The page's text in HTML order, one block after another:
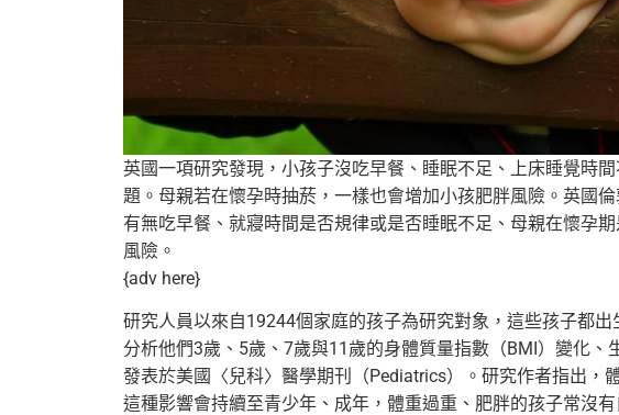
英國一項研究發現，小孩子沒吃早餐、睡眠不足、上床睡覺時
題。母親若在懷孕時抽菸，一樣也會增加小孩肥胖風險。英國
有無吃早餐、就寢時間是否規律或是否睡眠不足、母親在懷孕期
風險。
{adv here}
研究人員以來自19244個家庭的孩子為研究對象，這些孩子都出
分析他們3歲、5歲、7歲與11歲的身體質量指數（BMI）變化、
發表於美國〈兒科〉醫學期刊（Pediatrics）。研究作者指出，
這種影響會持續至青少年、成年，體重過重、 肥胖的孩子常沒